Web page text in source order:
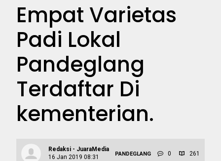
Empat Varietas
Padi Lokal
Pandeglang
Terdaftar Di
kementerian.
Redaksi - JuaraMedia
16 Jan 2019 08:31
PANDEGLANG 0 261